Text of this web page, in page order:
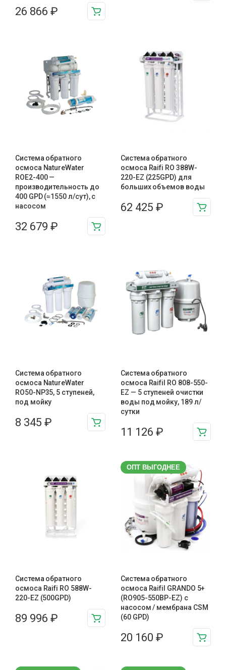
26 866 ₽
Система обратного
осмоса NatureWater
ROE2-400 —
производительность до
400 GPD (≈1550 л/сут), с
насосом
32 679 ₽
Система обратного
осмоса Raifi RO 388W-
220-EZ (225GPD) для
больших объемов воды
62 425 ₽
Система обратного
осмоса NatureWater
RO50-NP35, 5 ступеней,
под мойку
8 345 ₽
Система обратного
осмоса Raifil RO 808-550-
EZ — 5 ступеней очистки
воды под мойку, 189 л/
сутки
11 126 ₽
Система обратного
осмоса Raifi RO 588W-
220-EZ (500GPD)
89 996 ₽
ОПТ ВЫГОДНЕЕ
Система обратного
осмоса Raifil GRANDO 5+
(RO905-550BP-EZ) с
насосом / мембрана CSM
(60 GPD)
20 160 ₽